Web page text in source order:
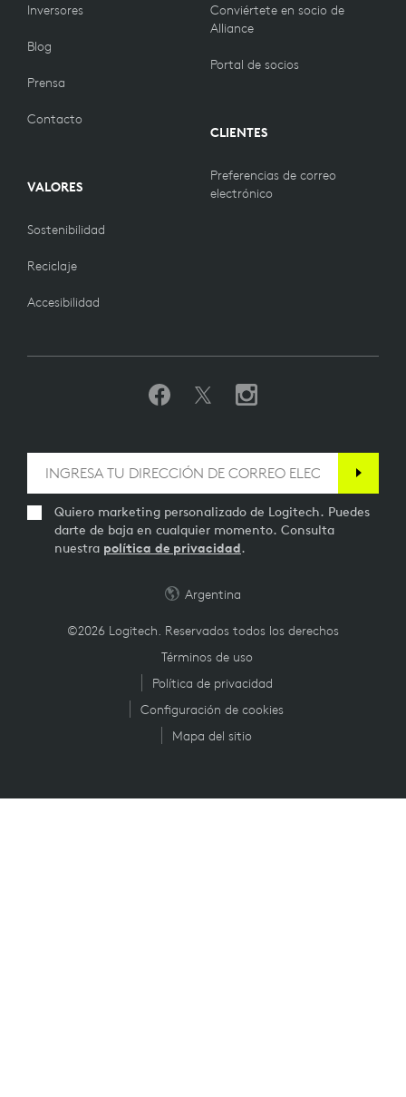
Inversores
Blog
Prensa
Contacto
VALORES
Sostenibilidad
Reciclaje
Accesibilidad
Conviértete en socio de
Alliance
Portal de socios
CLIENTES
Preferencias de correo
electrónico
Quiero marketing personalizado de Logitech. Puedes
darte de baja en cualquier momento. Consulta
nuestra política de privacidad.
©2026 Logitech. Reservados todos los derechos
Términos de uso
Política de privacidad
Configuración de cookies
Mapa del sitio
Argentina